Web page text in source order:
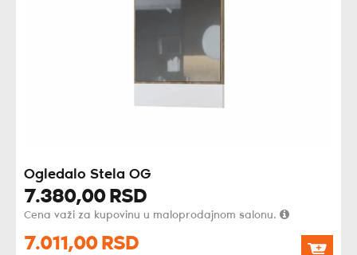
Ogledalo Stela OG
7.380,00 RSD
Cena važi za kupovinu u maloprodajnom salonu.
7.011,00 RSD